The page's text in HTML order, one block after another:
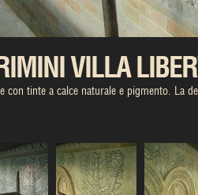
VILLA
con tinte a calce naturale e pigmento. La